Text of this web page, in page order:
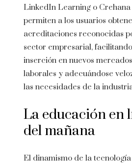
LinkedIn Learning o Crehana
permiten a los usuarios
acreditaciones reconocidas
sector empresarial,
inserción en nuevos mercados
laborales y adecuándose
las necesidades de la
La educación en
del mañana
El dinamismo de la